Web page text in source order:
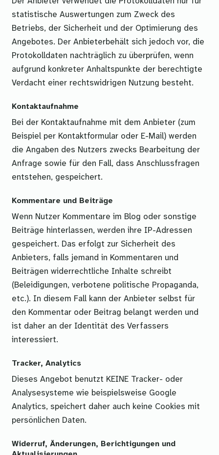
statistische Auswertungen zum Zweck des
Betriebs, der Sicherheit und der Optimierung des
Angebotes. Der Anbieterbehält sich jedoch vor, die
Protokolldaten nachträglich zu überprüfen, wenn
aufgrund konkreter Anhaltspunkte der berechtigte
Verdacht einer rechtswidrigen Nutzung besteht.
Kontaktaufnahme
Bei der Kontaktaufnahme mit dem Anbieter (zum
Beispiel per Kontaktformular oder E-Mail) werden
die Angaben des Nutzers zwecks Bearbeitung der
Anfrage sowie für den Fall, dass Anschlussfragen
entstehen, gespeichert.
Kommentare und Beiträge
Wenn Nutzer Kommentare im Blog oder sonstige
Beiträge hinterlassen, werden ihre IP-Adressen
gespeichert. Das erfolgt zur Sicherheit des
Anbieters, falls jemand in Kommentaren und
Beiträgen widerrechtliche Inhalte schreibt
(Beleidigungen, verbotene politische Propaganda,
etc.). In diesem Fall kann der Anbieter selbst für
den Kommentar oder Beitrag belangt werden und
ist daher an der Identität des Verfassers
interessiert.
Tracker, Analytics
Dieses Angebot benutzt KEINE Tracker- oder
Analysesysteme wie beispielsweise Google
Analytics, speichert daher auch keine Cookies mit
persönlichen Daten.
Widerruf, Änderungen, Berichtigungen und